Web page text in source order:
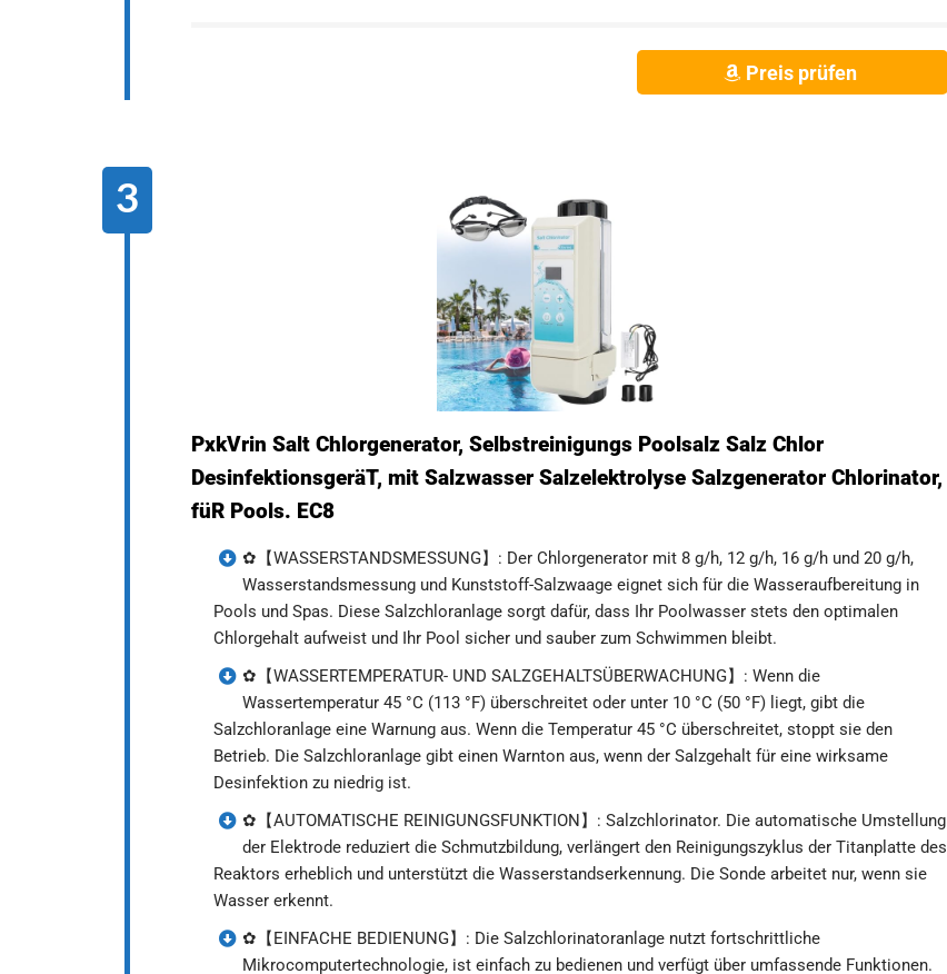
Preis prüfen
PxkVrin Salt Chlorgenerator, Selbstreinigungs Poolsalz Salz Chlor
DesinfektionsgeräT, mit Salzwasser Salzelektrolyse Salzgenerator Chlorinator,
füR Pools. EC8
✿【WASSERSTANDSMESSUNG】: Der Chlorgenerator mit 8 g/h, 12 g/h, 16 g/h und 20 g/h,
Wasserstandsmessung und Kunststoff-Salzwaage eignet sich für die Wasseraufbereitung in
Pools und Spas. Diese Salzchloranlage sorgt dafür, dass Ihr Poolwasser stets den optimalen
Chlorgehalt aufweist und Ihr Pool sicher und sauber zum Schwimmen bleibt.
✿【WASSERTEMPERATUR- UND SALZGEHALTSÜBERWACHUNG】: Wenn die
Wassertemperatur 45 °C (113 °F) überschreitet oder unter 10 °C (50 °F) liegt, gibt die
Salzchloranlage eine Warnung aus. Wenn die Temperatur 45 °C überschreitet, stoppt sie den
Betrieb. Die Salzchloranlage gibt einen Warnton aus, wenn der Salzgehalt für eine wirksame
Desinfektion zu niedrig ist.
✿【AUTOMATISCHE REINIGUNGSFUNKTION】: Salzchlorinator. Die automatische Umstellung
der Elektrode reduziert die Schmutzbildung, verlängert den Reinigungszyklus der Titanplatte des
Reaktors erheblich und unterstützt die Wasserstandserkennung. Die Sonde arbeitet nur, wenn sie
Wasser erkennt.
✿【EINFACHE BEDIENUNG】: Die Salzchlorinatoranlage nutzt fortschrittliche
Mikrocomputertechnologie, ist einfach zu bedienen und verfügt über umfassende Funktionen.